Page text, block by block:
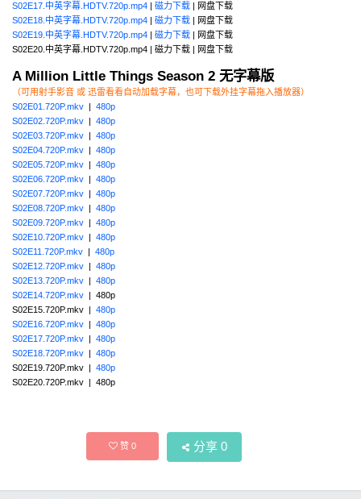
S02E17.中英字幕.HDTV.720p.mp4
磁力下载 | 网盘下载
S02E18.中英字幕.HDTV.720p.mp4
磁力下载 | 网盘下载
S02E19.中英字幕.HDTV.720p.mp4
磁力下载 | 网盘下载
S02E20.中英字幕.HDTV.720p.mp4 | 磁力下载 | 网盘下载
A Million Little Things Season 2 无字幕版
（可用射手影音 或 迅雷看看自动加载字幕，也可下载外挂字幕拖入播放器）
S02E01.720P.mkv
480p
S02E02.720P.mkv
480p
S02E03.720P.mkv
480p
S02E04.720P.mkv
480p
S02E05.720P.mkv
480p
S02E06.720P.mkv
480p
S02E07.720P.mkv
480p
S02E08.720P.mkv
480p
S02E09.720P.mkv
480p
S02E10.720P.mkv
480p
S02E11.720P.mkv
480p
S02E12.720P.mkv
480p
S02E13.720P.mkv
480p
S02E14.720P.mkv | 480p
S02E15.720P.mkv | 480p
S02E16.720P.mkv
480p
S02E17.720P.mkv
480p
S02E18.720P.mkv
480p
S02E19.720P.mkv | 480p
S02E20.720P.mkv | 480p
赞0 分享 0